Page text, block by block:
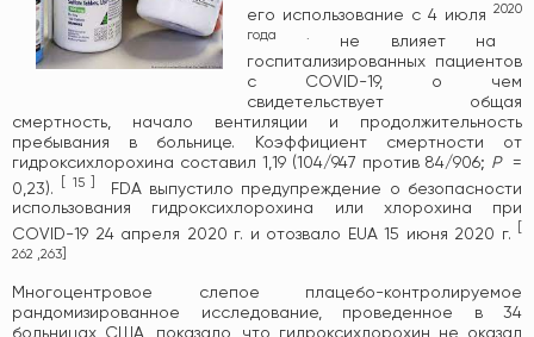
его использование с 4 июля 2020
года .
не влияет на
госпитализированных пациентов
с COVID-19, о чем
свидетельствует общая
смертность, начало вентиляции и продолжительность
пребывания в больнице. Коэффициент смертности от
гидроксихлорохина составил 1,19 (104/947 против 84/906; P=
0,23).
15]
FDA выпустило предупреждение о безопасности
использования гидроксихлорохина или хлорохина при
COVID-19 24 апреля 2020 г. и отозвало EUA 15 июня 2020 г.
262 ,263
Многоцентровое слепое плацебо-контролируемое
рандомизированное исследование, проведенное в 34
больницах США, показало, что гидроксихлорохин не оказал